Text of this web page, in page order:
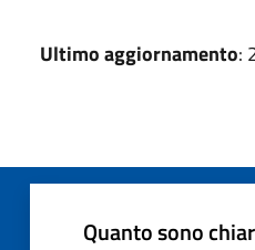
Ultimo aggiornamento:
Quanto sono